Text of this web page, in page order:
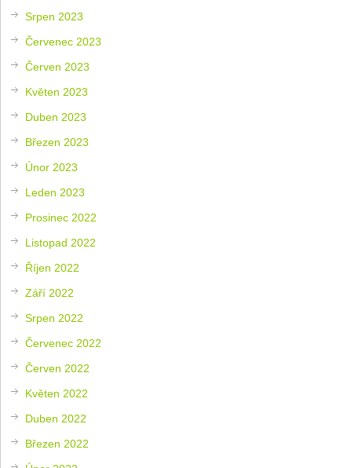
Srpen 2023
Červenec 2023
Červen 2023
Květen 2023
Duben 2023
Březen 2023
Únor 2023
Leden 2023
Prosinec 2022
Listopad 2022
Říjen 2022
Září 2022
Srpen 2022
Červenec 2022
Červen 2022
Květen 2022
Duben 2022
Březen 2022